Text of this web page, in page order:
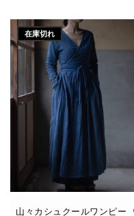
在庫切れ
山々カシュクールワンピー